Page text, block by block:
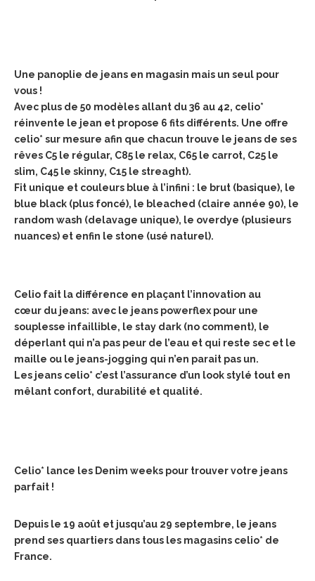
Une panoplie de jeans en magasin mais un seul pour
vous !
Avec plus de 50 modèles allant du 36 au 42, celio*
réinvente le jean et propose 6 fits différents. Une offre
celio* sur mesure afin que chacun trouve le jeans de ses
rêves C5 le régular, C85 le relax, C65 le carrot, C25 le
slim, C45 le skinny, C15 le streaght).
Fit unique et couleurs blue à l’infini : le brut (basique), le
blue black (plus foncé), le bleached (claire année 90), le
random wash (delavage unique), le overdye (plusieurs
nuances) et enfin le stone (usé naturel).
Celio fait la différence en plaçant l’innovation au
cœur du jeans: avec le jeans powerflex pour une
souplesse infaillible, le stay dark (no comment), le
déperlant qui n’a pas peur de l’eau et qui reste sec et le
maille ou le jeans-jogging qui n’en parait pas un.
Les jeans celio* c’est l’assurance d’un look stylé tout en
mêlant confort, durabilité et qualité.
Celio* lance les Denim weeks pour trouver votre jeans
parfait !
Depuis le 19 août et jusqu’au 29 septembre, le jeans
prend ses quartiers dans tous les magasins celio* de
France.